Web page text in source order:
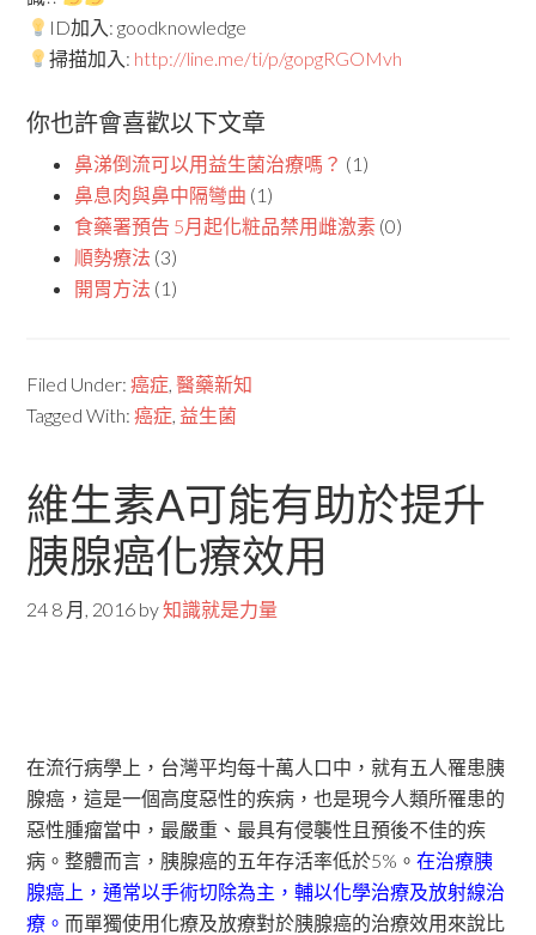
ID加入: goodknowledge
掃描加入: http://line.me/ti/p/gopgRGOMvh
你也許會喜歡以下文章
鼻涕倒流可以用益生菌治療嗎？ (1)
鼻息肉與鼻中隔彎曲 (1)
食藥署預告 5月起化粧品禁用雌激素 (0)
順勢療法 (3)
開胃方法 (1)
Filed Under:癌症,醫藥新知
Tagged With:癌症, 益生菌
維生素A可能有助於提升
胰腺癌化療效用
24 8 月, 2016 by知識就是力量
在流行病學上，台灣平均每十萬人口中，就有五人罹患胰
腺癌，這是一個高度惡性的疾病，也是現今人類所罹患的
惡性腫瘤當中，最嚴重、最具有侵襲性且預後不佳的疾
病。整體而言，胰腺癌的五年存活率低於5%。在治療胰
腺癌上，通常以手術切除為主，輔以化學治療及放射線治
療。而單獨使用化療及放療對於胰腺癌的治療效用來說比